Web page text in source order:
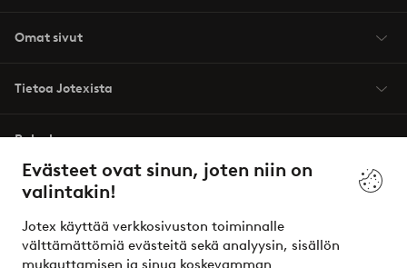
Evästeet ovat sinun, joten niin on
valintakin!
Jotex käyttää verkkosivuston toiminnalle
välttämättömiä evästeitä sekä analyysin, sisällön
mukauttamisen ja sinua koskevamman
Omat sivut
Tietoa Jotexista
Palvelumme
Ehdot
Ystävät